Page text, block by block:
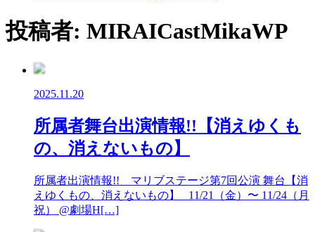
投稿者: MIRAICastMikaWP
2025.11.20
所属者舞台出演情報!!【消えゆくも
の、消えないもの】
所属者出演情報!! マリブステージ第7回公演 舞台【消
えゆくもの、消えないもの】 11/21（金）〜 11/24（月
祝） @劇場H[…]